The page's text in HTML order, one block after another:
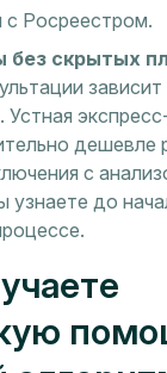
с Росреестром.
без скрытых
Устная
дешевле
с
узнаете до